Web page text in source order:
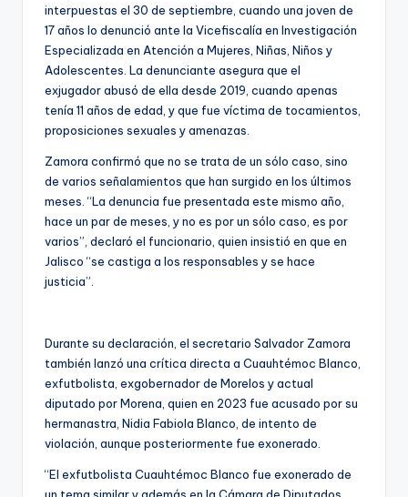
interpuestas el 30 de septiembre, cuando una joven de
17 años lo denunció ante la Vicefiscalía en Investigación
Especializada en Atención a Mujeres, Niñas, Niños y
Adolescentes. La denunciante asegura que el
exjugador abusó de ella desde 2019, cuando apenas
tenía 11 años de edad, y que fue víctima de tocamientos,
proposiciones sexuales y amenazas.
Zamora confirmó que no se trata de un sólo caso, sino
de varios señalamientos que han surgido en los últimos
meses. “La denuncia fue presentada este mismo año,
hace un par de meses, y no es por un sólo caso, es por
varios”, declaró el funcionario, quien insistió en que en
Jalisco “se castiga a los responsables y se hace
justicia”.
Durante su declaración, el secretario Salvador Zamora
también lanzó una crítica directa a Cuauhtémoc Blanco,
exfutbolista, exgobernador de Morelos y actual
diputado por Morena, quien en 2023 fue acusado por su
hermanastra, Nidia Fabiola Blanco, de intento de
violación, aunque posteriormente fue exonerado.
“El exfutbolista Cuauhtémoc Blanco fue exonerado de